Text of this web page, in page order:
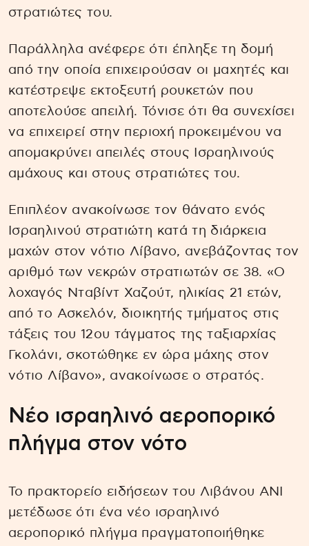
στρατιώτες του.
Παράλληλα ανέφερε ότι έπληξε τη δομή
από την οποία επιχειρούσαν οι μαχητές και
κατέστρεψε εκτοξευτή ρουκετών που
αποτελούσε απειλή. Τόνισε ότι θα συνεχίσει
να επιχειρεί στην περιοχή προκειμένου να
απομακρύνει απειλές στους Ισραηλινούς
αμάχους και στους στρατιώτες του.
Επιπλέον ανακοίνωσε τον θάνατο ενός
Ισραηλινού στρατιώτη κατά τη διάρκεια
μαχών στον νότιο Λίβανο, ανεβάζοντας τον
αριθμό των νεκρών στρατιωτών σε 38. «Ο
λοχαγός Νταβίντ Χαζούτ, ηλικίας 21 ετών,
από το Ασκελόν, διοικητής τμήματος στις
τάξεις του 12ου τάγματος της ταξιαρχίας
Γκολάνι, σκοτώθηκε εν ώρα μάχης στον
νότιο Λίβανο», ανακοίνωσε ο στρατός.
Νέο ισραηλινό αεροπορικό
πλήγμα στον νότο
Το πρακτορείο ειδήσεων του Λιβάνου ANI
μετέδωσε ότι ένα νέο ισραηλινό
αεροπορικό πλήγμα πραγματοποιήθηκε